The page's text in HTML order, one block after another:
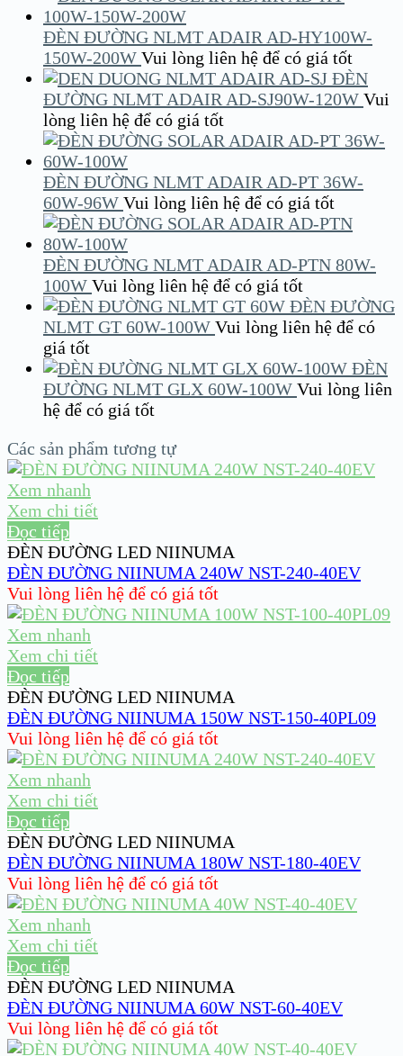
ĐÈN ĐƯỜNG NLMT ADAIR AD-HY100W-
150W-200W Vui lòng liên hệ để có giá tốt
ĐÈN
ĐƯỜNG NLMT ADAIR AD-SJ90W-120W Vui
lòng liên hệ để có giá tốt
ĐÈN ĐƯỜNG NLMT ADAIR AD-PT 36W-
60W-96W Vui lòng liên hệ để có giá tốt
ĐÈN ĐƯỜNG NLMT ADAIR AD-PTN 80W-
100W Vui lòng liên hệ để có giá tốt
ĐÈN ĐƯỜNG
NLMT GT 60W-100W Vui lòng liên hệ để có
giá tốt
ĐÈN
ĐƯỜNG NLMT GLX 60W-100W Vui lòng liên
hệ để có giá tốt
Các sản phẩm tương tự
Xem nhanh
Xem chi tiết
Đọc tiếp
ĐÈN ĐƯỜNG LED NIINUMA
ĐÈN ĐƯỜNG NIINUMA 240W NST-240-40EV
Vui lòng liên hệ để có giá tốt
Xem nhanh
Xem chi tiết
Đọc tiếp
ĐÈN ĐƯỜNG LED NIINUMA
ĐÈN ĐƯỜNG NIINUMA 150W NST-150-40PL09
Vui lòng liên hệ để có giá tốt
Xem nhanh
Xem chi tiết
Đọc tiếp
ĐÈN ĐƯỜNG LED NIINUMA
ĐÈN ĐƯỜNG NIINUMA 180W NST-180-40EV
Vui lòng liên hệ để có giá tốt
Xem nhanh
Xem chi tiết
Đọc tiếp
ĐÈN ĐƯỜNG LED NIINUMA
ĐÈN ĐƯỜNG NIINUMA 60W NST-60-40EV
Vui lòng liên hệ để có giá tốt